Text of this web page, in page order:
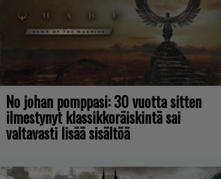
No johan pomppasi: 30 vuotta sitten
ilmestynyt klassikkoräiskintä sai
valtavasti lisää sisältöä